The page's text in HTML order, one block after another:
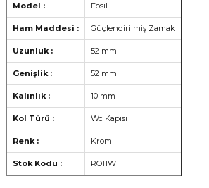
Model : Fosıl
Ham Maddesi : Güçlendirilmiş Zamak
Uzunluk : 52 mm
Genişlik : 52 mm
Kalınlık : 10 mm
Kol Türü : Wc Kapısı
Renk : Krom
Stok Kodu : RO11W